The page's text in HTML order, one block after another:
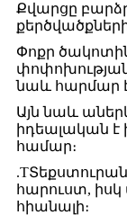
Քվարցը
Փոքր
նաև հարմար
Այն նաև
իդեալական է
համար։
.T
հարուստ,
հիանալի։